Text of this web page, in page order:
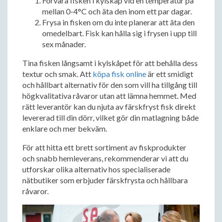
mellan 0-4°C och äta den inom ett par dagar.
Frysa in fisken om du inte planerar att äta den
omedelbart. Fisk kan hålla sig i frysen i upp till
sex månader.
Tina fisken långsamt i kylskåpet för att behålla dess
textur och smak. Att köpa fisk onlineär ett smidigt
och hållbart alternativ för den som vill ha tillgång till
högkvalitativa råvaror utan att lämna hemmet. Med
rätt leverantör kan du njuta av färskfryst fisk direkt
levererad till din dörr, vilket gör din matlagning både
enklare och mer bekväm.
För att hitta ett brett sortiment av fiskprodukter
och snabb hemleverans, rekommenderar vi att du
utforskar olika alternativ hos specialiserade
nätbutiker som erbjuder färskfrysta och hållbara
råvaror.